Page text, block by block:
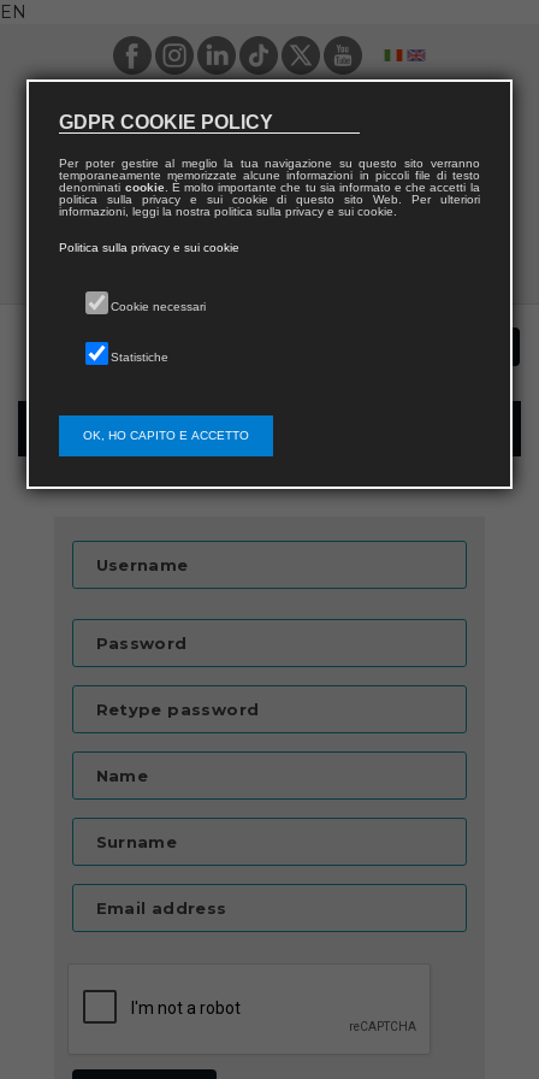
EN
New user registration
Username
Password
Retype password
Name
Surname
Email address
GDPR COOKIE POLICY
Per poter gestire al meglio la tua navigazione su questo sito verranno
temporaneamente memorizzate alcune informazioni in piccoli file di testo
denominati cookie. È molto importante che tu sia informato e che accetti la
politica sulla privacy e sui cookie di questo sito Web. Per ulteriori
informazioni, leggi la nostra politica sulla privacy e sui cookie.
Politica sulla privacy e sui cookie
Cookie necessari
Statistiche
OK, HO CAPITO E ACCETTO